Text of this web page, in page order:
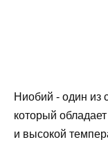
Ниобий - один из
который
и высокой